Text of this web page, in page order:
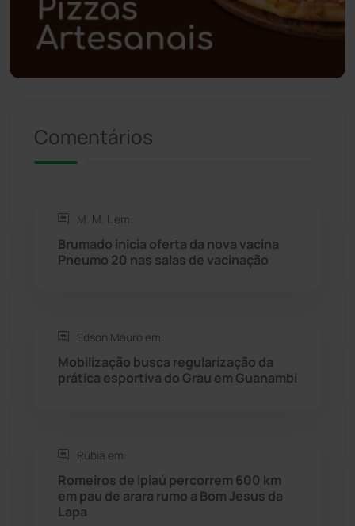
Polícia Militar (27)
Política (03)
Riacho de Santana
Rio de Contas
Rio do Antônio
Saúde
Seabra (50)
Sítio do Mato
Sudoeste Baiano
Comentários
M. M. L em:
Brumado inicia oferta da nova vacina
Pneumo 20 nas salas de vacinação
Edson Mauro em:
Mobilização busca regularização da
prática esportiva do Grau em Guanambi
Rúbia em:
Romeiros de Ipiaú percorrem 600 km
em pau de arara rumo a Bom Jesus da
Lapa